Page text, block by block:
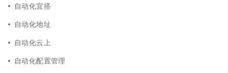
自动化宜搭
自动化地址
自动化云上
自动化配置管理